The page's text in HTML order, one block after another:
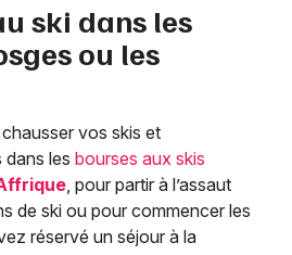
ski dans les
ou les
vos skis et
les bourses aux skis
, pour partir à l’assaut
de ski ou pour commencer les
réservé un séjour à la